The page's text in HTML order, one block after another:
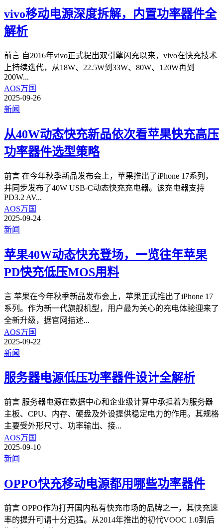
vivo移动电源深度拆解，内置功率器件全
解析
前言 自2016年vivo正式提出双引擎闪充以来，vivo在快充技术
上持续迭代，从18W、22.5W到33W、80W、120W再到
200W...
AOS万国
2025-09-26
新闻
从40W动态快充新品依次看苹果快充高压
功率器件选型策略
前言 在今年秋季新品发布会上，苹果推出了iPhone 17系列，
并同步发布了40W USB-C动态快充充电器。该充电器支持
PD3.2 AV...
AOS万国
2025-09-24
新闻
苹果40W动态快充登场，一览往年苹果
PD快充低压MOS用料
言 苹果在今年秋季新品发布会上，苹果正式推出了iPhone 17
系列。作为新一代旗舰机型，用户最为关心的充电体验迎来了
全新升级，据官网描述...
AOS万国
2025-09-22
新闻
服务器电源低压功率器件设计全解析
前言 服务器电源在数据中心和企业级计算中承担着为服务器
主板、CPU、内存、硬盘及外设提供稳定电力的作用。其规格
主要受外形尺寸、功率输出、接...
AOS万国
2025-09-10
新闻
OPPO快充移动电源都用哪些功率器件
前言 OPPO作为打开国内私有快充市场的品牌之一，其快充速
率的提升可谓十分迅猛。从2014年推出的初代VOOC 1.0到后